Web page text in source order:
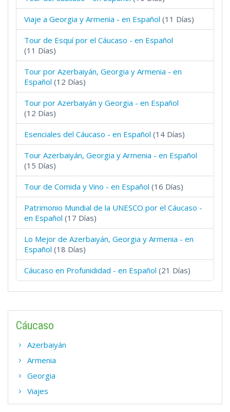
Viaje a Georgia y Armenia - en Español (11 Días)
Tour de Esquí por el Cáucaso - en Español
(11 Días)
Tour por Azerbaiyán, Georgia y Armenia - en
Español (12 Días)
Tour por Azerbaiyán y Georgia - en Español
(12 Días)
Esenciales del Cáucaso - en Español (14 Días)
Tour Azerbaiyán, Georgia y Armenia - en Español
(15 Días)
Tour de Comida y Vino - en Español (16 Días)
Patrimonio Mundial de la UNESCO por el Cáucaso -
en Español (17 Días)
Lo Mejor de Azerbaiyán, Georgia y Armenia - en
Español (18 Días)
Cáucaso en Profunididad - en Español (21 Días)
Cáucaso
Azerbaiyán
Armenia
Georgia
Viajes